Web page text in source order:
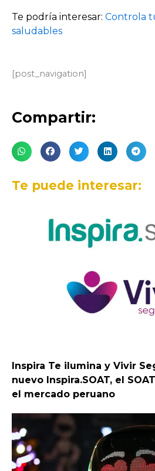
Te podría interesar: Controla
saludables
[post_navigation]
Compartir:
Te puede interesar:
Inspira Te ilumina y Vivir
nuevo Inspira.SOAT, el
el mercado peruano